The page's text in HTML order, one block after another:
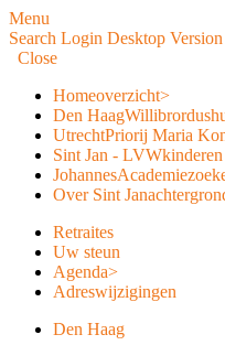
Menu
Search Login Desktop Version
Close
Homeoverzicht>
Den Haag
UtrechtPriorij Maria
Sint Jan - LVW
JohannesAcademie
Over Sint Jan
Retraites
Uw steun
Agenda>
Adreswijzigingen
Den Haag